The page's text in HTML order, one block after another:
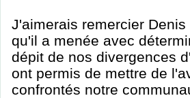
J'aimerais remercier
qu'il a menée avec
dépit de nos divergences
ont permis de mettre de
confrontés notre